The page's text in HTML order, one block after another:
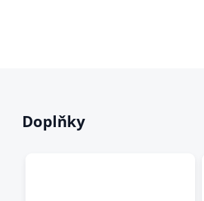
Doplňky